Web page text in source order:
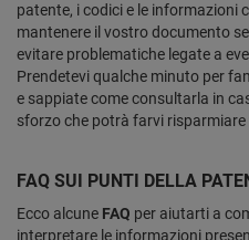
patente, i codici e le informazioni
mantenere il vostro documento
evitare problematiche legate a
Prendetevi qualche minuto per
e sappiate come consultarla in
sforzo che potrà farvi
FAQ SUI PUNTI DELLA
Ecco alcune FAQ per aiutarti a
interpretare le informazioni